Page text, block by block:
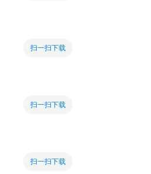
扫一扫下载
扫一扫下载
扫一扫下载